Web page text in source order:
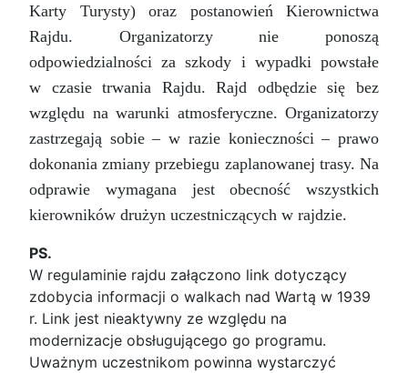
Karty Turysty) oraz postanowień Kierownictwa
Rajdu. Organizatorzy nie ponoszą
odpowiedzialności za szkody i wypadki powstałe
w czasie trwania Rajdu. Rajd odbędzie się bez
względu na warunki atmosferyczne. Organizatorzy
zastrzegają sobie – w razie konieczności – prawo
dokonania zmiany przebiegu zaplanowanej trasy. Na
odprawie wymagana jest obecność wszystkich
kierowników drużyn uczestniczących w rajdzie.
PS.
W regulaminie rajdu załączono link dotyczący
zdobycia informacji o walkach nad Wartą w 1939
r. Link jest nieaktywny ze względu na
modernizacje obsługującego go programu.
Uważnym uczestnikom powinna wystarczyć